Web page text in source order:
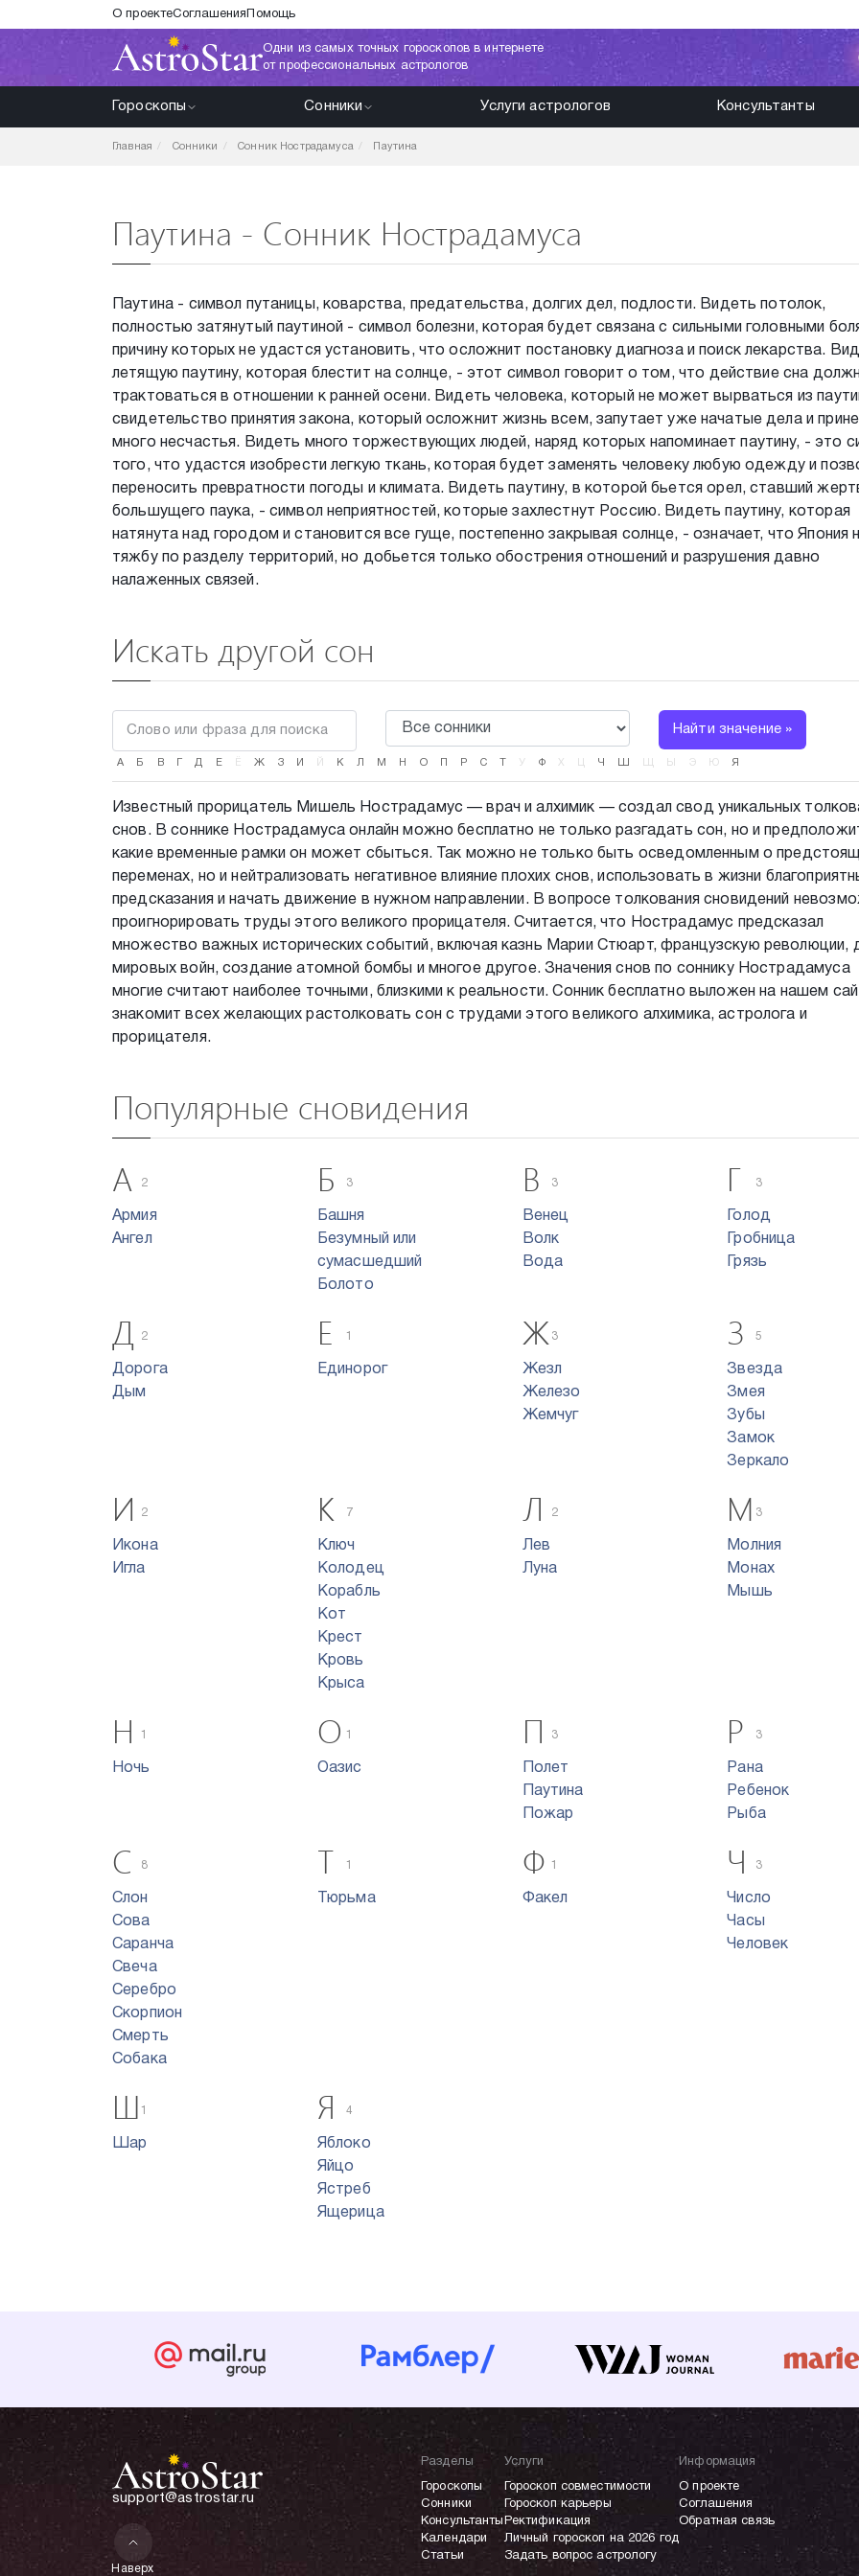
О проектеСоглашения Помощь
Одни из самых точных гороскопов в интернете
от профессиональных астрологов
Гороскопы Сонники Услуги астрологов Консультанты
Главная Сонники Сонник Нострадамуса Паутина
Паутина - Сонник Нострадамуса
Паутина - символ путаницы, коварства, предательства, долгих дел, подлости. Видеть потолок,
полностью затянутый паутиной - символ болезни, которая будет связана с сильными головными
причину которых не удастся установить, что осложнит постановку диагноза и поиск лекарства.
летящую паутину, которая блестит на солнце, - этот символ говорит о том, что действие сна
трактоваться в отношении к ранней осени. Видеть человека, который не может вырваться из
свидетельство принятия закона, который осложнит жизнь всем, запутает уже начатые дела и
много несчастья. Видеть много торжествующих людей, наряд которых напоминает паутину, - это
того, что удастся изобрести легкую ткань, которая будет заменять человеку любую одежду и
переносить превратности погоды и климата. Видеть паутину, в которой бьется орел, ставший
большущего паука, - символ неприятностей, которые захлестнут Россию. Видеть паутину, которая
натянута над городом и становится все гуще, постепенно закрывая солнце, - означает, что Япония
тяжбу по разделу территорий, но добьется только обострения отношений и разрушения давно
налаженных связей.
Искать другой сон
Найти значение »
А Б В Д Е Ё Ж З И Й К Л М Н О Р С У Ф Х Ц Ч Ш Щ Ы Э Ю Я
Известный прорицатель Мишель Нострадамус — врач и алхимик — создал свод уникальных
снов. В соннике Нострадамуса онлайн можно бесплатно не только разгадать сон, но и
какие временные рамки он может сбыться. Так можно не только быть осведомленным о
переменах, но и нейтрализовать негативное влияние плохих снов, использовать в жизни
предсказания и начать движение в нужном направлении. В вопросе толкования сновидений
проигнорировать труды этого великого прорицателя. Считается, что Нострадамус предсказал
множество важных исторических событий, включая казнь Марии Стюарт, французскую революции,
мировых войн, создание атомной бомбы и многое другое. Значения снов по соннику Нострадамуса
многие считают наиболее точными, близкими к реальности. Сонник бесплатно выложен на нашем
знакомит всех желающих растолковать сон с трудами этого великого алхимика, астролога и
прорицателя.
Популярные сновидения
А
2
Армия
Ангел
Б 3
Башня
Безумный или
сумасшедший
Болото
В 3
Венец
Волк
Вода
Г 3
Голод
Гробница
Грязь
Д 2
Дорога
Дым
Е 1
Единорог
Ж 3
Жезл
Железо
Жемчуг
З 5
Звезда
Змея
Зубы
Замок
Зеркало
И 2
Икона
Игла
К 7
Ключ
Колодец
Корабль
Кот
Крест
Кровь
Крыса
Л 2
Лев
Луна
М 3
Молния
Монах
Мышь
Н 1
Ночь
О 1
Оазис
П 3
Полет
Паутина
Пожар
Р 3
Рана
Ребенок
Рыба
С 8
Слон
Сова
Саранча
Свеча
Серебро
Скорпион
Смерть
Собака
Т 1
Тюрьма
Ф 1
Факел
Ч 3
Число
Часы
Человек
Ш 1
Шар
Я 4
Яблоко
Яйцо
Ястреб
Ящерица
support@astrostar.ru
Наверх
Разделы
Гороскопы
Сонники
Консультанты
Календари
Статьи
Услуги
Гороскоп совместимости
Гороскоп карьеры
Ректификация
Личный гороскоп на 2026 год
Задать вопрос астрологу
Информация
О проекте
Соглашения
Обратная связь